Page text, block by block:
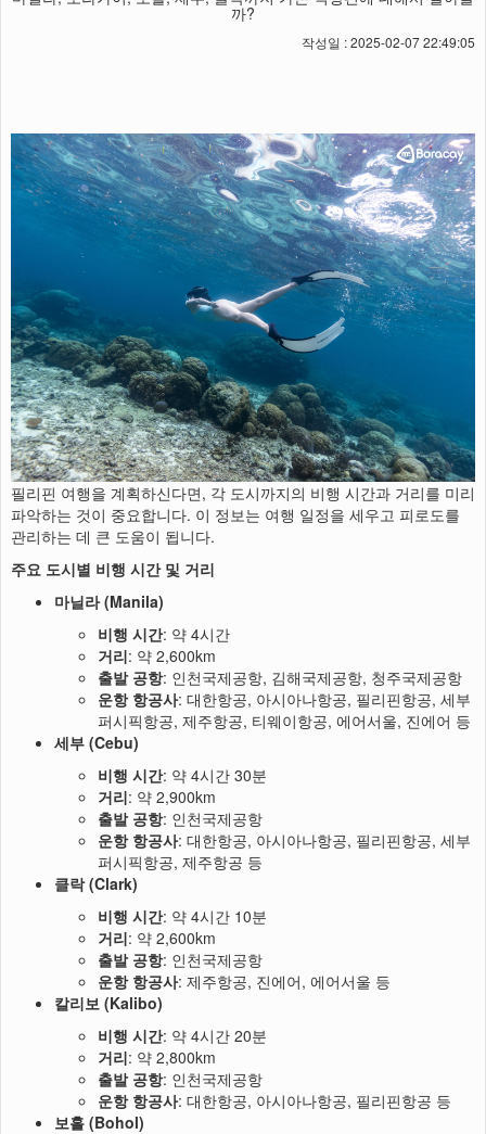
까?
작성일 : 2025-02-07 22:49:05
필리핀 여행을 계획하신다면, 각 도시까지의 비행 시간과 거리를 미리
파악하는 것이 중요합니다. 이 정보는 여행 일정을 세우고 피로도를
관리하는 데 큰 도움이 됩니다.
주요 도시별 비행 시간 및 거리
마닐라 (Manila)
비행 시간: 약 4시간
거리: 약 2,600km
출발 공항: 인천국제공항, 김해국제공항, 청주국제공항
운항 항공사: 대한항공, 아시아나항공, 필리핀항공, 세부
퍼시픽항공, 제주항공, 티웨이항공, 에어서울, 진에어 등
세부 (Cebu)
비행 시간: 약 4시간 30분
거리: 약 2,900km
출발 공항: 인천국제공항
운항 항공사: 대한항공, 아시아나항공, 필리핀항공, 세부
퍼시픽항공, 제주항공 등
클락 (Clark)
비행 시간: 약 4시간 10분
거리: 약 2,600km
출발 공항: 인천국제공항
운항 항공사: 제주항공, 진에어, 에어서울 등
칼리보 (Kalibo)
비행 시간: 약 4시간 20분
거리: 약 2,800km
출발 공항: 인천국제공항
운항 항공사: 대한항공, 아시아나항공, 필리핀항공 등
보홀 (Bohol)